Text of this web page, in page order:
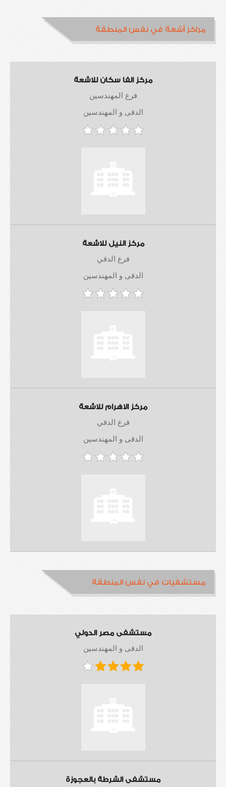
مراكز أشعة في نفس المنطقة
مركز الفا سكان للاشعة
فرع المهندسين
الدقى و المهندسين
مركز النيل للاشعة
فرع الدقي
الدقى و المهندسين
مركز الاهرام للاشعة
فرع الدقي
الدقى و المهندسين
مستشفيات في نفس المنطقة
مستشفى مصر الدولي
الدقى و المهندسين
مستشفى الشرطة بالعجوزة